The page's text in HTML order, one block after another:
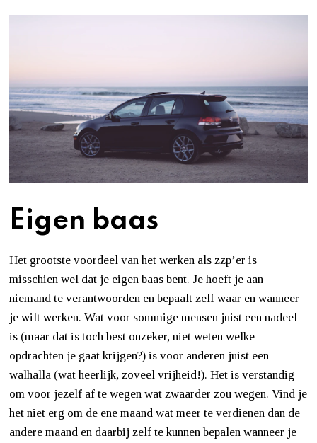
Eigen baas
Het grootste voordeel van het werken als zzp’er is
misschien wel dat je eigen baas bent. Je hoeft je aan
niemand te verantwoorden en bepaalt zelf waar en wanneer
je wilt werken. Wat voor sommige mensen juist een nadeel
is (maar dat is toch best onzeker, niet weten welke
opdrachten je gaat krijgen?) is voor anderen juist een
walhalla (wat heerlijk, zoveel vrijheid!). Het is verstandig
om voor jezelf af te wegen wat zwaarder zou wegen. Vind je
het niet erg om de ene maand wat meer te verdienen dan de
andere maand en daarbij zelf te kunnen bepalen wanneer je